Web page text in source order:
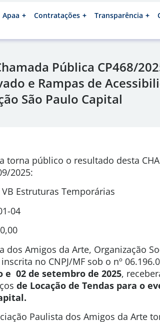
Apaa Contratações Transparência
Pública CP468/
e Rampas de
São Paulo Capital
torna público o resultado desta
2025:
Estruturas Temporárias
04
dos Amigos da Arte, Organização
no CNPJ/MF sob o nº
e 02 de setembro de 2025,
de Locação de Tendas para o
Paulista dos Amigos da Arte